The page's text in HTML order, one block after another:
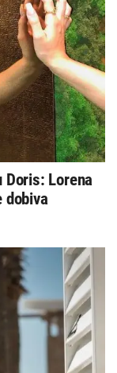
Doris: Lorena
dobiva